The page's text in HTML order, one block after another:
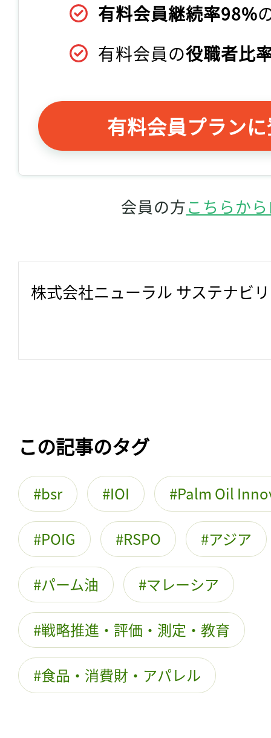
有料会員継続率98%
有料会員の役職者比
有料会員プラン
会員の方こちらか
株式会社ニューラル サステナビ
この記事のタグ
bsr IOI Palm Oil
POIG RSPO アジア
パーム油 マレーシア
戦略推進・評価・測定・教育
食品・消費財・アパレル